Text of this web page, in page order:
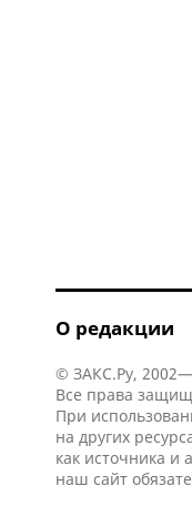
О редакции
© ЗАКС.Ру,
Все права
При
на других
как источника и
наш сайт